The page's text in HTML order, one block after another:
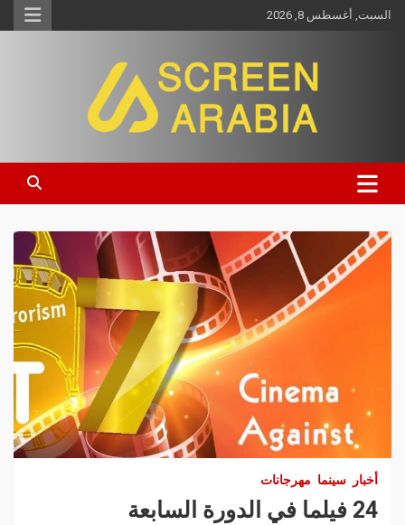
السبت, أغسطس 8, 2026
Screen Arabia
أخبار سينما مهرجانات
24 فيلما في الدورة السابعة